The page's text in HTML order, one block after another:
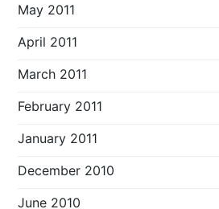
May 2011
April 2011
March 2011
February 2011
January 2011
December 2010
June 2010